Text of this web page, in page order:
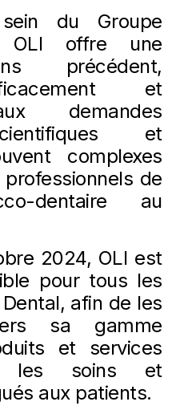
du Groupe
OLI offre une
précédent,
et
demandes
et
complexes
de
dentaire au
2024, OLI est
pour tous les
afin de les
sa gamme
et services
les soins et
aux patients.